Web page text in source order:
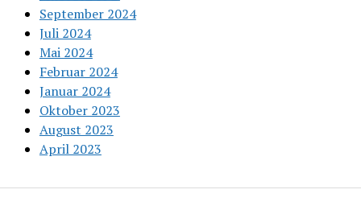
September 2024
Juli 2024
Mai 2024
Februar 2024
Januar 2024
Oktober 2023
August 2023
April 2023